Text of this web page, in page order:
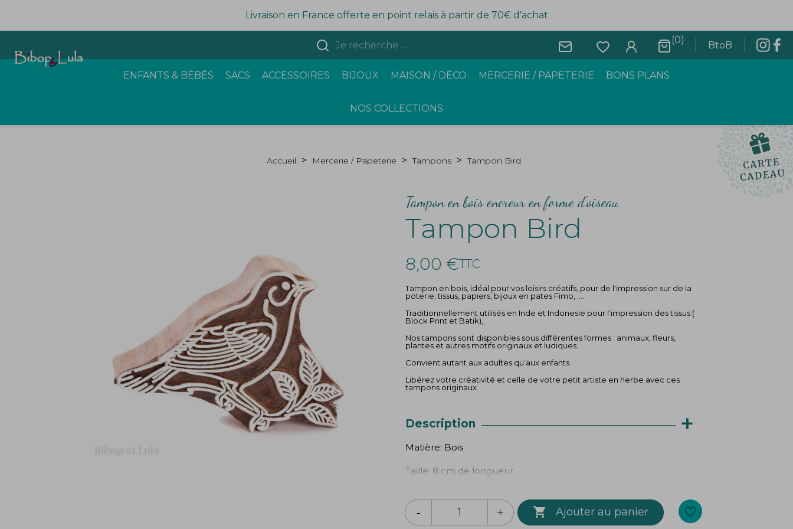
Livraison en France offerte en point relais à partir de 70€ d'achat
(0) BtoB
ENFANTS & BÉBÉS SACS ACCESSOIRES BIJOUX MAISON / DÉCO MERCERIE / PAPETERIE BONS PLANS
NOS COLLECTIONS
Accueil Mercerie / Papeterie Tampons Tampon Bird
Tampon en bois encreur en forme d'oiseau
Tampon Bird
8,00 €TTC
Tampon en bois, idéal pour vos loisirs créatifs, pour de l'impression sur de la
poterie, tissus, papiers, bijoux en pates Fimo, ....
Traditionnellement utilisés en Inde et Indonesie pour l'impression des tissus (
Block Print et Batik),
Nos tampons sont disponibles sous différentes formes : animaux, fleurs,
plantes et autres motifs originaux et ludiques.
Convient autant aux adultes qu’aux enfants.
Libérez votre créativité et celle de votre petit artiste en herbe avec ces
tampons originaux.
Description +
Matière: Bois
Taille: 8 cm de longueur
Utilisation : En fonction de votre support, choississez les encres les mieux
adaptées (pour tissu ou papier) , vous pouvez fabriquez vous même votre
 Ajouter au panier favorite_border